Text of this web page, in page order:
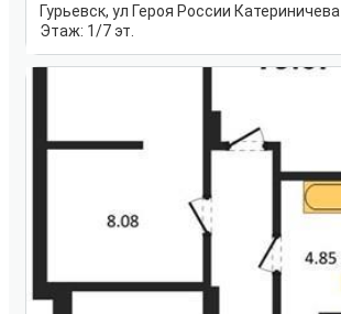
Гурьевск, ул Героя России Катериничева
Этаж: 1/7 эт.